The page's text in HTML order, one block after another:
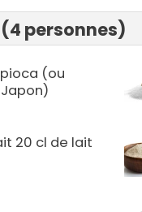
personnes)
(ou
20 cl de lait